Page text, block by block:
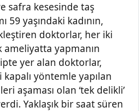
safra kesesinde taş
59 yaşındaki kadının,
doktorlar, her iki
ameliyatta yapmanın
yer alan doktorlar,
yöntemle yapılan
aşaması olan ‘tek delikli’
Yaklaşık bir saat süren